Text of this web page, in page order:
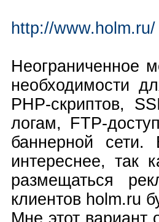
http://www.holm.ru/
Неограниченное
необходимости
РНР-скриптов,
логам, FТР-
баннерной
интереснее, тaк
размещаться
клиентов holm.ru
Мне этот вариант